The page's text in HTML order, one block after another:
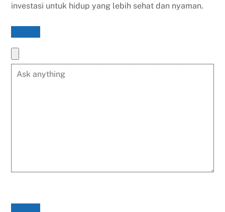
investasi untuk hidup yang lebih sehat dan nyaman.